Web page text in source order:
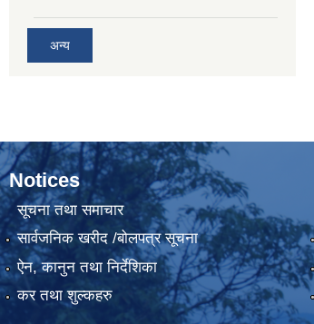
अन्य
Notices
सूचना तथा समाचार
सार्वजनिक खरीद /बोलपत्र सूचना
ऐन, कानुन तथा निर्देशिका
कर तथा शुल्कहरु